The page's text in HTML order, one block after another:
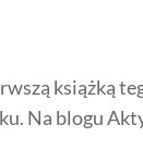
książką
Na blogu